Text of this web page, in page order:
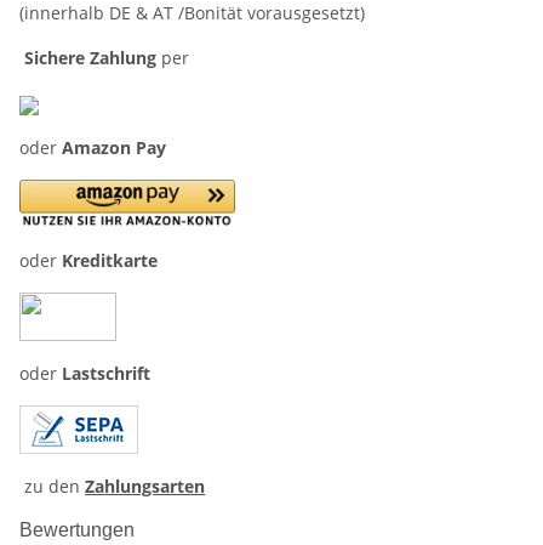
(innerhalb DE & AT /Bonität vorausgesetzt)
Sichere Zahlung per
oder Amazon Pay
oder Kreditkarte
oder Lastschrift
zu den Zahlungsarten
Bewertungen